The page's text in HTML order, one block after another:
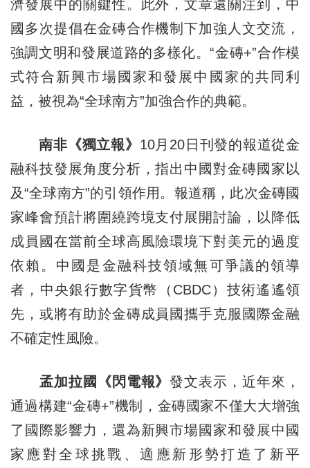
濟發展中的關鍵性。此外，文章還關注到，中
國多次提倡在金磚合作機制下加強人文交流，
強調文明和發展道路的多樣化。“金磚+”合作模
式符合新興市場國家和發展中國家的共同利
益，被視為“全球南方”加強合作的典範。
南非《獨立報》 10月20日刊發的報道從金
融科技發展角度分析，指出中國對金磚國家以
及“全球南方”的引領作用。報道稱，此次金磚國
家峰會預計將圍繞跨境支付展開討論，以降低
成員國在當前全球高風險環境下對美元的過度
依賴。中國是金融科技領域無可爭議的領導
者，中央銀行數字貨幣（CBDC）技術遙遙領
先，或將有助於金磚成員國攜手克服國際金融
不確定性風險。
孟加拉國《閃電報》發文表示，近年來，
通過構建“金磚+”機制，金磚國家不僅大大增強
了國際影響力，還為新興市場國家和發展中國
家應對全球挑戰、適應新形勢打造了新平